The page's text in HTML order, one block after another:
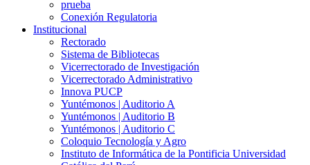
prueba
Conexión Regulatoria
Institucional
Rectorado
Sistema de Bibliotecas
Vicerrectorado de Investigación
Vicerrectorado Administrativo
Innova PUCP
Yuntémonos | Auditorio A
Yuntémonos | Auditorio B
Yuntémonos | Auditorio C
Coloquio Tecnología y Agro
Instituto de Informática de la Pontificia Universidad